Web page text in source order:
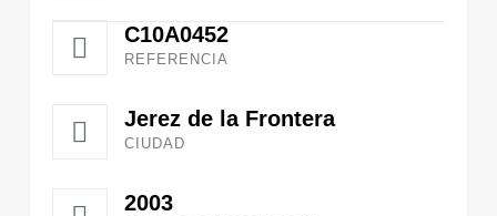
C10A0452
REFERENCIA
Jerez de la Frontera
CIUDAD
2003